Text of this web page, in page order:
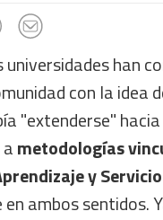
han
con la idea
"extenderse"
metodologías
y
ambos sentidos.